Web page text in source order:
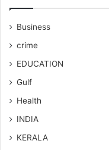
Business
crime
EDUCATION
Gulf
Health
INDIA
KERALA